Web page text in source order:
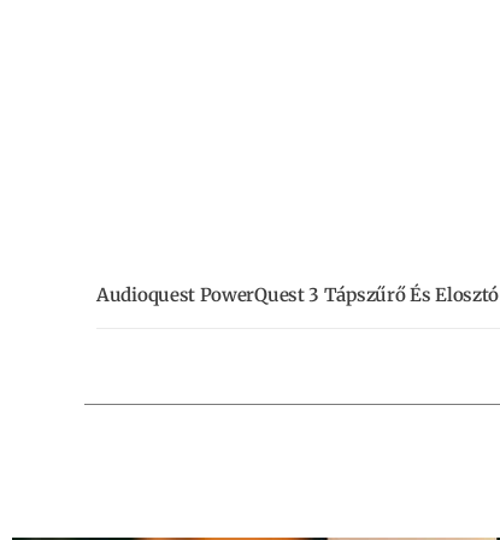
Audioquest PowerQuest 3 Tápszűrő És Elosztó